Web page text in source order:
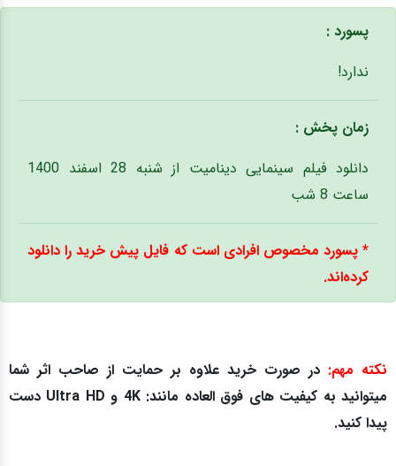
پسورد :
ندارد!
زمان پخش :
دانلود فیلم سینمایی دینامیت از شنبه 28 اسفند 1400
ساعت 8 شب
* پسورد مخصوص افرادی است که فایل پیش خرید را دانلود
کرده‌اند.
نکته مهم: در صورت خرید علاوه بر حمایت از صاحب اثر شما
میتوانید به کیفیت های فوق العاده مانند: 4K و Ultra HD دست
پیدا کنید.